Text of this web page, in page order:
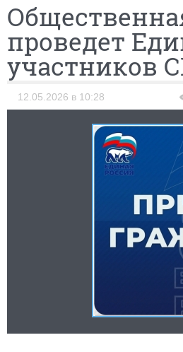
проведет
участников
12.05.2026 в 10:28